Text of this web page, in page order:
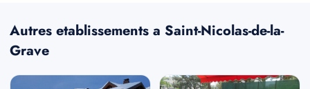
Autres etablissements a Saint-Nicolas-de-la-
Grave